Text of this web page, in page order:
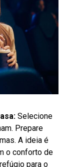
Selecione
Prepare
A ideia é
o conforto de
para o